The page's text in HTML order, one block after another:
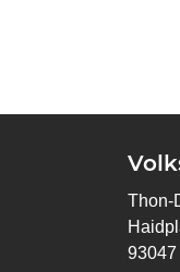
Thon-
93047